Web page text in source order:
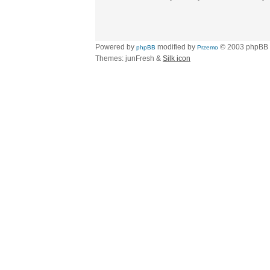
Powered by phpBB modified by Przemo © 2003 phpBB
Themes: junFresh & Silk icon